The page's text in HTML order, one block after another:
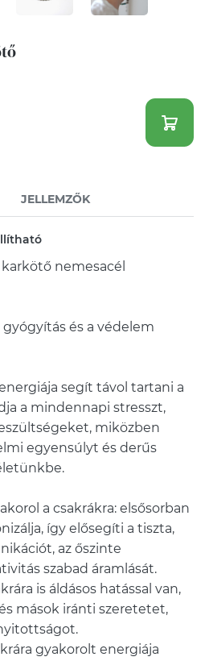
JELLEMZŐK
nemesacél
és a védelem
segít távol tartani a
a mindennapi stresszt,
miközben
egyensúlyt és derűs
a csakrákra: elsősorban
így elősegíti a tiszta,
az őszinte
szabad áramlását.
is áldásos hatással van,
mások iránti szeretetet,
gyakorolt energiája